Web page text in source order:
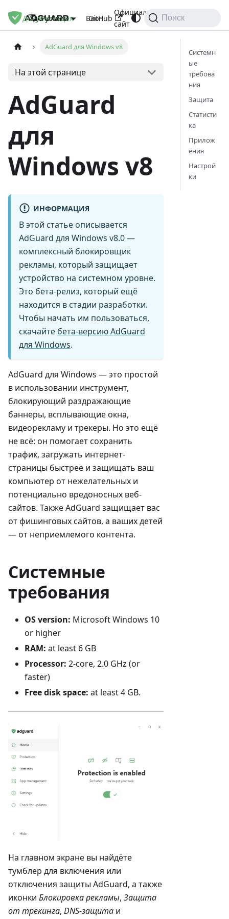
Документация Блог
Официальный
сайт
Русский GitHub Поиск
AdGuard для Windows v8
На этой странице
AdGuard
для
Windows v8
ИНФОРМАЦИЯ
В этой статье описывается
AdGuard для Windows v8.0 —
комплексный блокировщик
рекламы, который защищает
устройство на системном уровне.
Это бета-релиз, который ещё
находится в стадии разработки.
Чтобы начать им пользоваться,
скачайте бета-версию AdGuard
для Windows.
AdGuard для Windows — это простой
в использовании инструмент,
блокирующий раздражающие
баннеры, всплывающие окна,
видеорекламу и трекеры. Но это ещё
не всё: он помогает сохранить
трафик, загружать интернет-
страницы быстрее и защищать ваш
компьютер от нежелательных и
потенциально вредоносных веб-
сайтов. Также AdGuard защищает вас
от фишинговых сайтов, а ваших детей
— от неприемлемого контента.
Системные
требования
OS version: Microsoft Windows 10
or higher
RAM: at least 6 GB
Processor: 2-core, 2.0 GHz (or
faster)
Free disk space: at least 4 GB.
На главном экране вы найдёте
тумблер для включения или
отключения защиты AdGuard, а также
иконки Блокировка рекламы, Защита
от трекинга, DNS-защита и
Системн
ые
требова
ния
Защита
Статисти
ка
Прилож
ения
Настрой
ки